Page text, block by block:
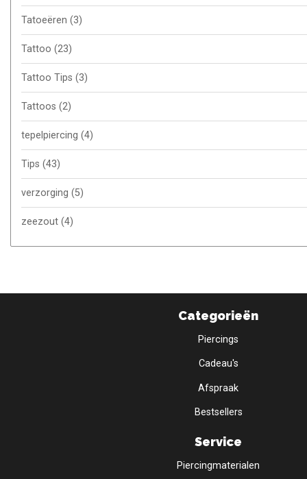
Tatoeëren (3)
Tattoo (23)
Tattoo Tips (3)
Tattoos (2)
tepelpiercing (4)
Tips (43)
verzorging (5)
zeezout (4)
Categorieën
Piercings
Cadeau's
Afspraak
Bestsellers
Service
Piercingmaterialen